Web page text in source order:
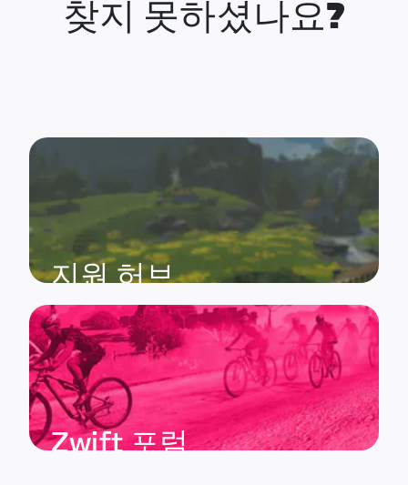
찾지 못하셨나요?
지원 허브
Zwift 포럼